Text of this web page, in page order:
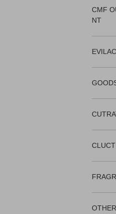
CMF
NT
CLUCT